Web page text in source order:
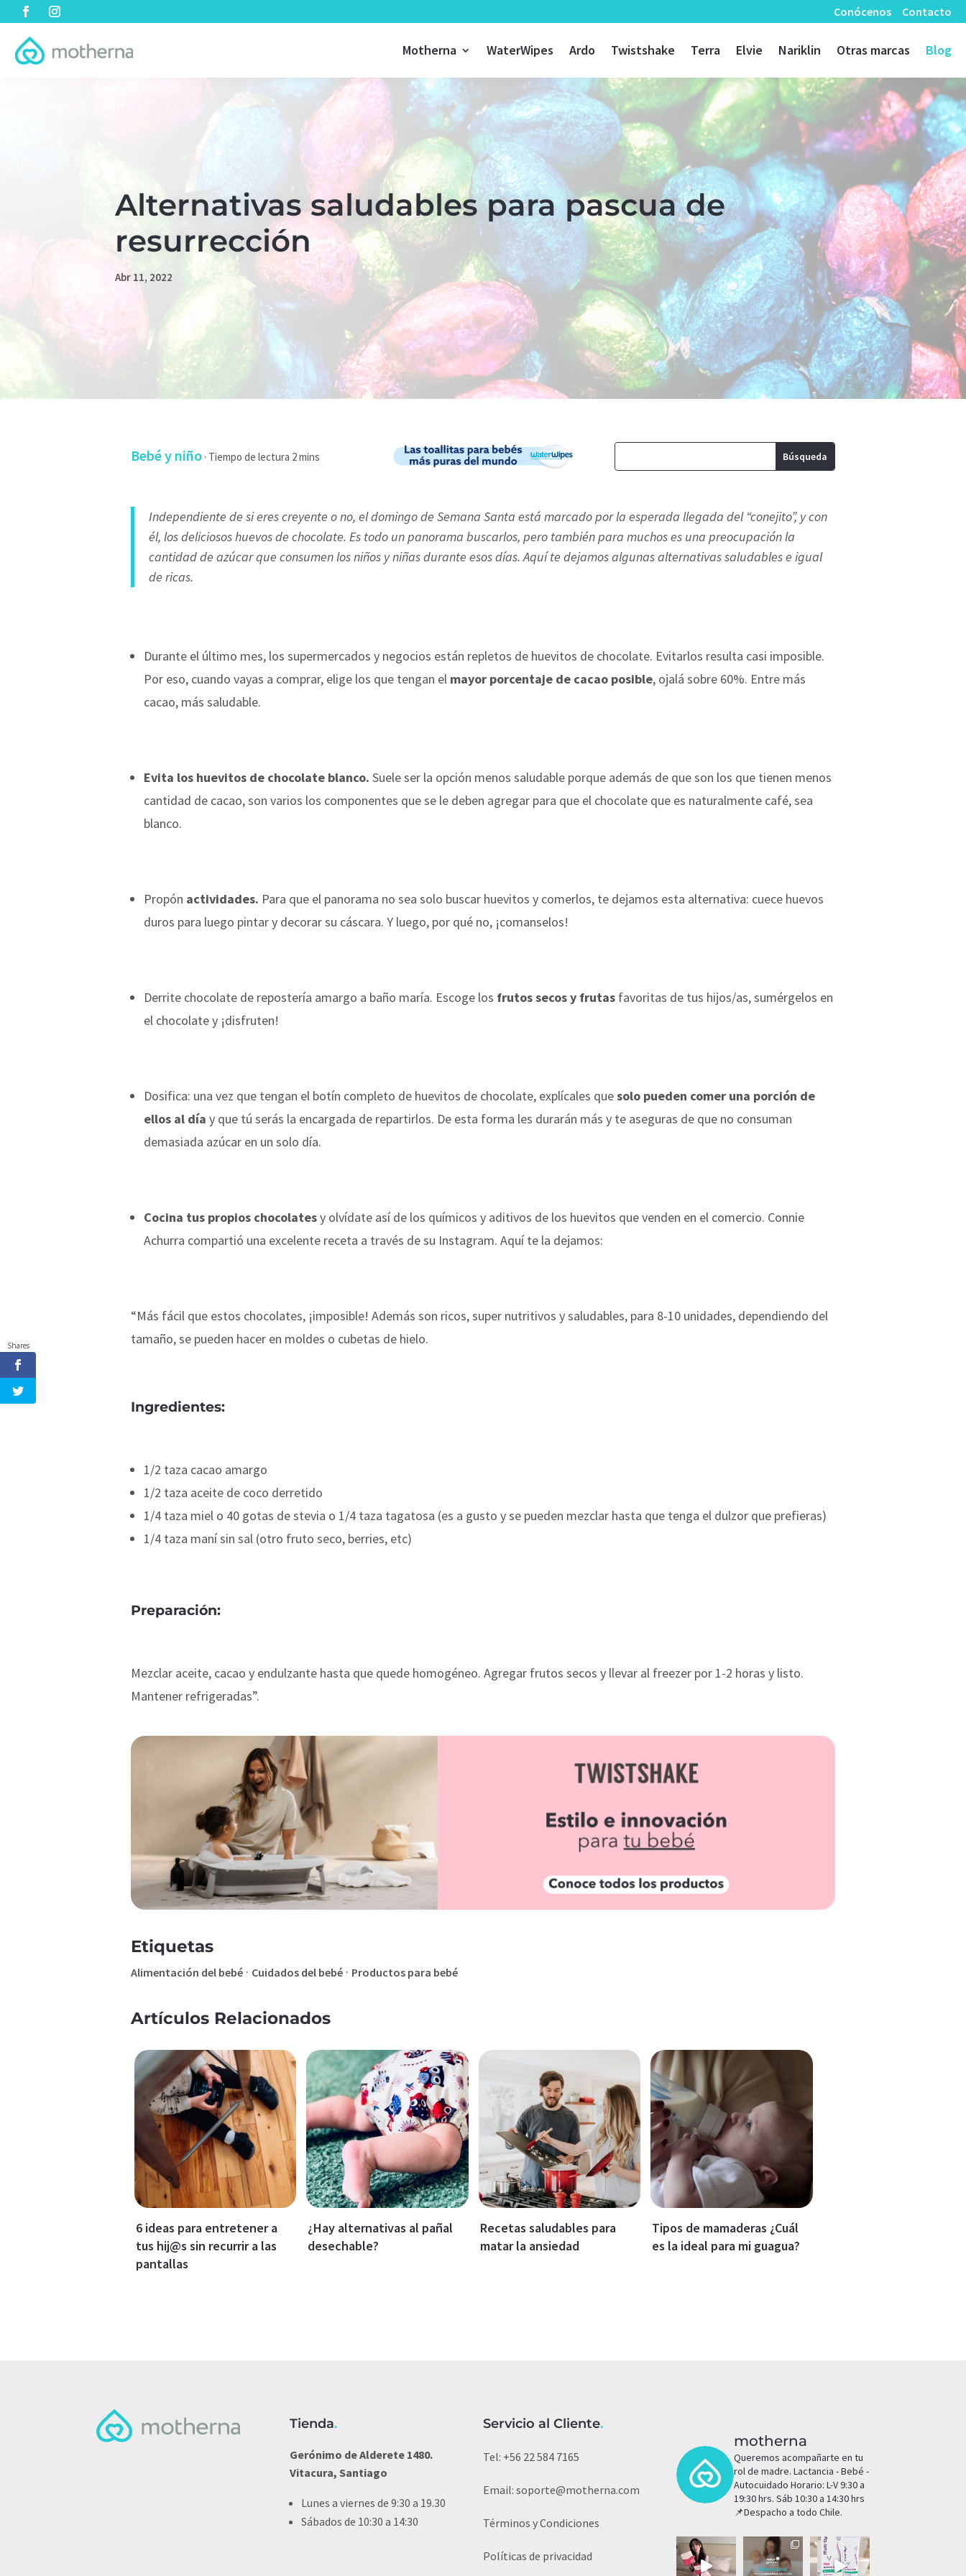
Conócenos Contacto
Motherna WaterWipes Ardo Twistshake Terra Elvie Nariklin Otras marcas Blog
Alternativas saludables para pascua de
resurrección
Abr 11, 2022
Bebé y niño ·
Independiente de si eres creyente o no, el domingo de Semana Santa está marcado por la esperada llegada del “conejito”, y con
él, los deliciosos huevos de chocolate. Es todo un panorama buscarlos, pero también para muchos es una preocupación la
cantidad de azúcar que consumen los niños y niñas durante esos días. Aquí te dejamos algunas alternativas saludables e igual
de ricas.
Durante el último mes, los supermercados y negocios están repletos de huevitos de chocolate. Evitarlos resulta casi imposible.
Por eso, cuando vayas a comprar, elige los que tengan el mayor porcentaje de cacao posible, ojalá sobre 60%. Entre más
cacao, más saludable.
Evita los huevitos de chocolate blanco. Suele ser la opción menos saludable porque además de que son los que tienen menos
cantidad de cacao, son varios los componentes que se le deben agregar para que el chocolate que es naturalmente café, sea
blanco.
Propón actividades. Para que el panorama no sea solo buscar huevitos y comerlos, te dejamos esta alternativa: cuece huevos
duros para luego pintar y decorar su cáscara. Y luego, por qué no, ¡comanselos!
Derrite chocolate de repostería amargo a baño maría. Escoge los frutos secos y frutas favoritas de tus hijos/as, sumérgelos en
el chocolate y ¡disfruten!
Dosifica: una vez que tengan el botín completo de huevitos de chocolate, explícales quesolo pueden comer una porción de
ellos al día y que tú serás la encargada de repartirlos. De esta forma les durarán más y te aseguras de que no consuman
demasiada azúcar en un solo día.
Cocina tus propios chocolatesy olvídate así de los químicos y aditivos de los huevitos que venden en el comercio. Connie
Achurra compartió una excelente receta a través de su Instagram. Aquí te la dejamos:
“Más fácil que estos chocolates, ¡imposible! Además son ricos, super nutritivos y saludables, para 8-10 unidades, dependiendo del
tamaño, se pueden hacer en moldes o cubetas de hielo.
Ingredientes:
1/2 taza cacao amargo
1/2 taza aceite de coco derretido
1/4 taza miel o 40 gotas de stevia o 1/4 taza tagatosa (es a gusto y se pueden mezclar hasta que tenga el dulzor que prefieras)
1/4 taza maní sin sal (otro fruto seco, berries, etc)
Preparación:
Mezclar aceite, cacao y endulzante hasta que quede homogéneo. Agregar frutos secos y llevar al freezer por 1-2 horas y listo.
Mantener refrigeradas”.
Etiquetas
Alimentación del bebé · Cuidados del bebé · Productos para bebé
Artículos Relacionados
6 ideas para entretener a
tus hij@s sin recurrir a las
pantallas
¿Hay alternativas al pañal
desechable?
Recetas saludables para
matar la ansiedad
Tipos de mamaderas ¿Cuál
es la ideal para mi guagua?
Tienda.
Gerónimo de Alderete 1480.
Vitacura, Santiago
Lunes a viernes de 9:30 a 19.30
Sábados de 10:30 a 14:30
Servicio al Cliente.
Tel: +56 22 584 7165
Email: soporte@motherna.com
Términos y Condiciones
Políticas de privacidad
motherna
Queremos acompañarte en tu
rol de madre. Lactancia - Bebé -
Autocuidado Horario: L-V 9:30 a
19:30 hrs. Sáb 10:30 a 14:30 hrs
📌Despacho a todo Chile.
Shares